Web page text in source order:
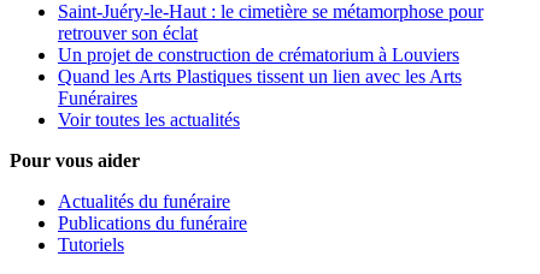
Saint-Juéry-le-Haut : le cimetière se métamorphose pour
retrouver son éclat
Un projet de construction de crématorium à Louviers
Quand les Arts Plastiques tissent un lien avec les Arts
Funéraires
Voir toutes les actualités
Pour vous aider
Actualités du funéraire
Publications du funéraire
Tutoriels